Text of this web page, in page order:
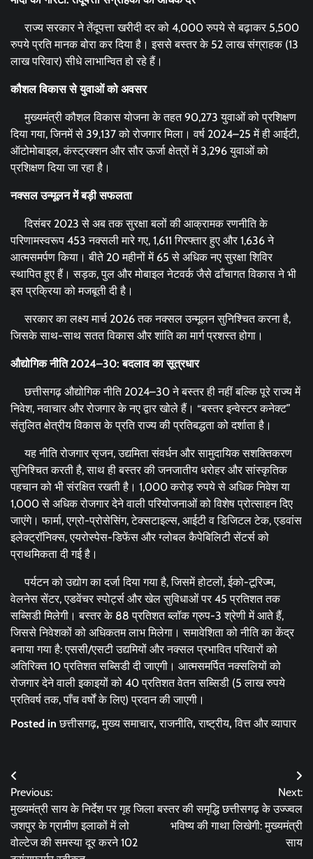
राज्य सरकार ने तेंदूपत्ता खरीदी दर को 4,000 रुपये से बढ़ाकर 5,500
रुपये प्रति मानक बोरा कर दिया है। इससे बस्तर के 52 लाख संग्राहक (13
लाख परिवार) सीधे लाभान्वित हो रहे हैं।
कौशल विकास से युवाओं को अवसर
मुख्यमंत्री कौशल विकास योजना के तहत 90,273 युवाओं को प्रशिक्षण
दिया गया, जिनमें से 39,137 को रोजगार मिला। वर्ष 2024–25 में ही आईटी,
ऑटोमोबाइल, कंस्ट्रक्शन और सौर ऊर्जा क्षेत्रों में 3,296 युवाओं को
प्रशिक्षण दिया जा रहा है।
नक्सल उन्मूलन में बड़ी सफलता
दिसंबर 2023 से अब तक सुरक्षा बलों की आक्रामक रणनीति के
परिणामस्वरूप 453 नक्सली मारे गए, 1,611 गिरफ्तार हुए और 1,636 ने
आत्मसमर्पण किया। बीते 20 महीनों में 65 से अधिक नए सुरक्षा शिविर
स्थापित हुए हैं। सड़क, पुल और मोबाइल नेटवर्क जैसे ढाँचागत विकास ने भी
इस प्रक्रिया को मजबूती दी है।
सरकार का लक्ष्य मार्च 2026 तक नक्सल उन्मूलन सुनिश्चित करना है,
जिसके साथ-साथ सतत विकास और शांति का मार्ग प्रशस्त होगा।
औद्योगिक नीति 2024–30:बदलाव का सूत्रधार
छत्तीसगढ़ औद्योगिक नीति 2024–30 ने बस्तर ही नहीं बल्कि पूरे राज्य में
निवेश, नवाचार और रोजगार के नए द्वार खोले हैं। “बस्तर इन्वेस्टर कनेक्ट”
संतुलित क्षेत्रीय विकास के प्रति राज्य की प्रतिबद्धता को दर्शाता है।
यह नीति रोजगार सृजन, उद्यमिता संवर्धन और सामुदायिक सशक्तिकरण
सुनिश्चित करती है, साथ ही बस्तर की जनजातीय धरोहर और सांस्कृतिक
पहचान को भी संरक्षित रखती है। 1,000 करोड़ रुपये से अधिक निवेश या
1,000 से अधिक रोजगार देने वाली परियोजनाओं को विशेष प्रोत्साहन दिए
जाएंगे। फार्मा, एग्रो-प्रोसेसिंग, टेक्सटाइल्स, आईटी व डिजिटल टेक, एडवांस
इलेक्ट्रॉनिक्स, एयरोस्पेस-डिफेंस और ग्लोबल कैपेबिलिटी सेंटर्स को
प्राथमिकता दी गई है।
पर्यटन को उद्योग का दर्जा दिया गया है, जिसमें होटलों, ईको-टूरिज्म,
वेलनेस सेंटर, एडवेंचर स्पोर्ट्स और खेल सुविधाओं पर 45 प्रतिशत तक
सब्सिडी मिलेगी। बस्तर के 88 प्रतिशत ब्लॉक ग्रुप-3 श्रेणी में आते हैं,
जिससे निवेशकों को अधिकतम लाभ मिलेगा। समावेशिता को नीति का केंद्र
बनाया गया है: एससी/एसटी उद्यमियों और नक्सल प्रभावित परिवारों को
अतिरिक्त 10 प्रतिशत सब्सिडी दी जाएगी। आत्मसमर्पित नक्सलियों को
रोजगार देने वाली इकाइयों को 40 प्रतिशत वेतन सब्सिडी (5 लाख रुपये
प्रतिवर्ष तक, पाँच वर्षों के लिए) प्रदान की जाएगी।
Posted inछत्तीसगढ़,मुख्य समाचार,राजनीति,राष्ट्रीय,वित्त और व्यापार
Post
navigation
Previous:
मुख्यमंत्री साय के निर्देश पर गृह जिला
जशपुर के ग्रामीण इलाकों में लो
वोल्टेज की समस्या दूर करने 102
Next:
बस्तर की समृद्धि छत्तीसगढ़ के उज्ज्वल
भविष्य की गाथा लिखेगी: मुख्यमंत्री
साय